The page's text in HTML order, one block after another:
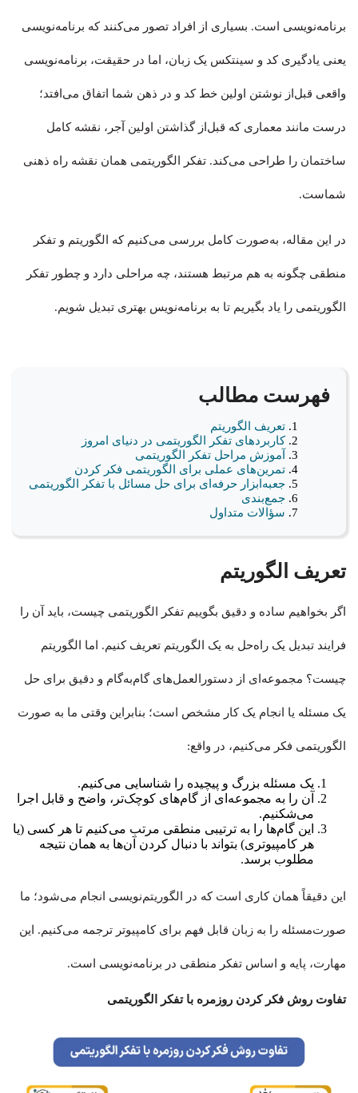
برنامه‌نویسی است. بسیاری از افراد تصور می‌کنند که برنامه‌نویسی
یعنی یادگیری کد و سینتکس یک زبان، اما در حقیقت، برنامه‌نویسی
واقعی قبل‌از نوشتن اولین خط کد و در ذهن شما اتفاق می‌افتد؛
درست مانند معماری که قبل‌از گذاشتن اولین آجر، نقشه کامل
ساختمان را طراحی می‌کند. تفکر الگوریتمی همان نقشه راه ذهنی
شماست.
در این مقاله، به‌صورت کامل بررسی می‌کنیم که الگوریتم و تفکر
منطقی چگونه به هم مرتبط هستند، چه مراحلی دارد و چطور تفکر
الگوریتمی را یاد بگیریم تا به برنامه‌نویس بهتری تبدیل شویم.
فهرست مطالب
تعریف الگوریتم
کاربردهای تفکر الگوریتمی در دنیای امروز
آموزش مراحل تفکر الگوریتمی
تمرین‌های عملی برای الگوریتمی فکر کردن
جعبه‌ابزار حرفه‌ای برای حل مسائل با تفکر الگوریتمی
جمع‌بندی
سؤالات متداول
تعریف الگوریتم
اگر بخواهیم ساده و دقیق بگوییم تفکر الگوریتمی چیست، باید آن را
فرایند تبدیل یک راه‌حل به یک الگوریتم تعریف کنیم. اما الگوریتم
چیست؟ مجموعه‌ای از دستورالعمل‌های گام‌به‌گام و دقیق برای حل
یک مسئله یا انجام یک کار مشخص است؛ بنابراین وقتی ما به صورت
الگوریتمی فکر می‌کنیم، در واقع:
یک مسئله بزرگ و پیچیده را شناسایی می‌کنیم.
آن را به مجموعه‌ای از گام‌های کوچک‌تر، واضح و قابل اجرا
می‌شکنیم.
این گام‌ها را به ترتیبی منطقی مرتب می‌کنیم تا هر کسی (یا
هر کامپیوتری) بتواند با دنبال کردن آن‌ها به همان نتیجه
مطلوب برسد.
این دقیقاً همان کاری است که در الگوریتم‌نویسی انجام می‌شود؛ ما
صورت‌مسئله را به زبان قابل فهم برای کامپیوتر ترجمه می‌کنیم. این
مهارت، پایه و اساس تفکر منطقی در برنامه‌نویسی است.
تفاوت روش فکر کردن روزمره با تفکر الگوریتمی